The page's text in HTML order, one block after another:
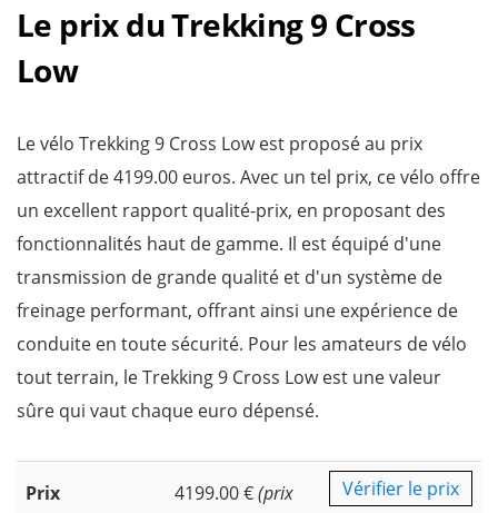
Le prix du Trekking 9 Cross
Low
Le vélo Trekking 9 Cross Low est proposé au prix
attractif de 4199.00 euros. Avec un tel prix, ce vélo offre
un excellent rapport qualité-prix, en proposant des
fonctionnalités haut de gamme. Il est équipé d'une
transmission de grande qualité et d'un système de
freinage performant, offrant ainsi une expérience de
conduite en toute sécurité. Pour les amateurs de vélo
tout terrain, le Trekking 9 Cross Low est une valeur
sûre qui vaut chaque euro dépensé.
Prix 4199.00 €(prix
Vérifier le prix